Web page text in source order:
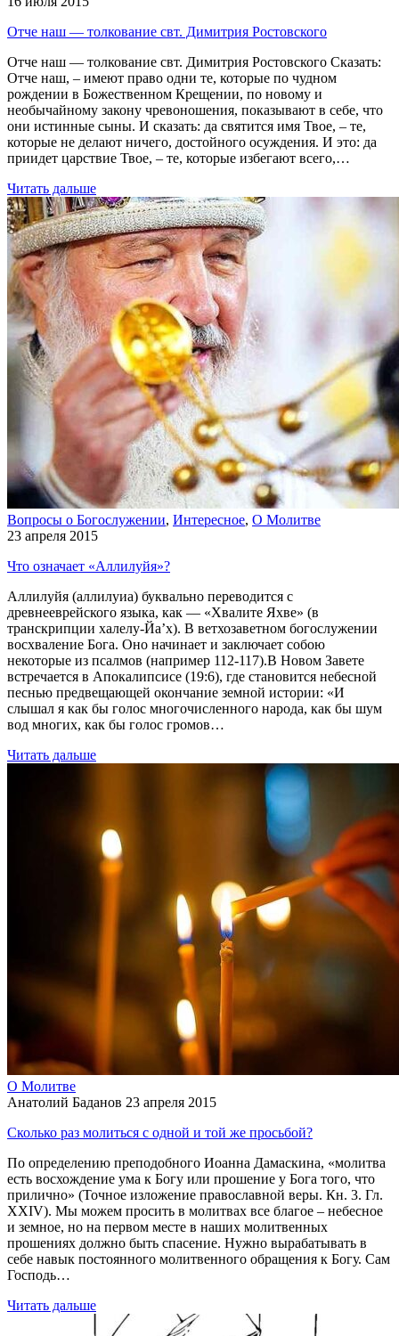
Отче наш — толкование свт. Димитрия Ростовского
Отче наш — толкование свт. Димитрия Ростовского Сказать:
Отче наш, – имеют право одни те, которые по чудном
рождении в Божественном Крещении, по новому и
необычайному закону чревоношения, показывают в себе, что
они истинные сыны. И сказать: да святится имя Твое, – те,
которые не делают ничего, достойного осуждения. И это: да
приидет царствие Твое, – те, которые избегают всего,…
Читать дальше
Вопросы о Богослужении, Интересное, О Молитве
23 апреля 2015
Что означает «Аллилуйя»?
Аллилуйя (аллилуиа) буквально переводится с
древнееврейского языка, как — «Хвалите Яхве» (в
транскрипции халелу-Йа’х). В ветхозаветном богослужении
восхваление Бога. Оно начинает и заключает собою
некоторые из псалмов (например 112-117).В Новом Завете
встречается в Апокалипсисе (19:6), где становится небесной
песнью предвещающей окончание земной истории: «И
слышал я как бы голос многочисленного народа, как бы шум
вод многих, как бы голос громов…
Читать дальше
О Молитве
Анатолий Баданов 23 апреля 2015
Сколько раз молиться с одной и той же просьбой?
По определению преподобного Иоанна Дамаскина, «молитва
есть восхождение ума к Богу или прошение у Бога того, что
прилично» (Точное изложение православной веры. Кн. 3. Гл.
XXIV). Мы можем просить в молитвах все благое – небесное
и земное, но на первом месте в наших молитвенных
прошениях должно быть спасение. Нужно вырабатывать в
себе навык постоянного молитвенного обращения к Богу. Сам
Господь…
Читать дальше